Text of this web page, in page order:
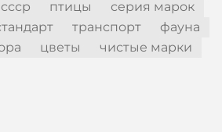
птицы
серия марок
транспорт
фауна
цветы
чистые марки